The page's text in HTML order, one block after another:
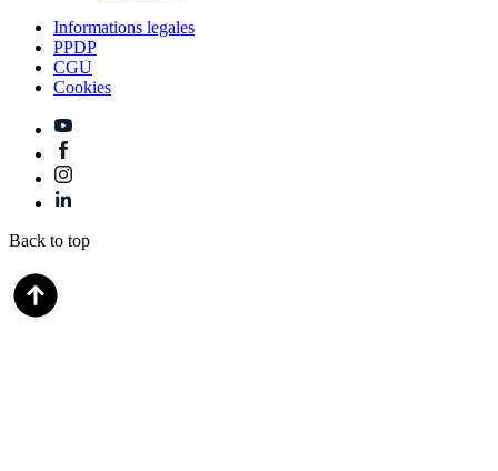
Informations legales
PPDP
CGU
Cookies
Back to top